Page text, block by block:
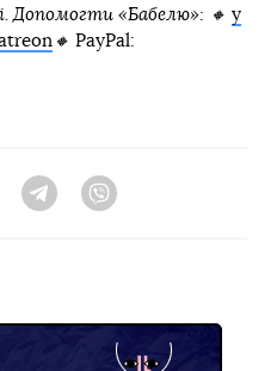
Допомогти «Бабелю»: 🔸 у
🔸 PayPal:
Twitter Telegram